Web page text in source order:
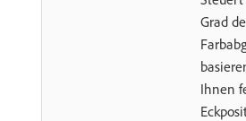
Grad
Ihnen